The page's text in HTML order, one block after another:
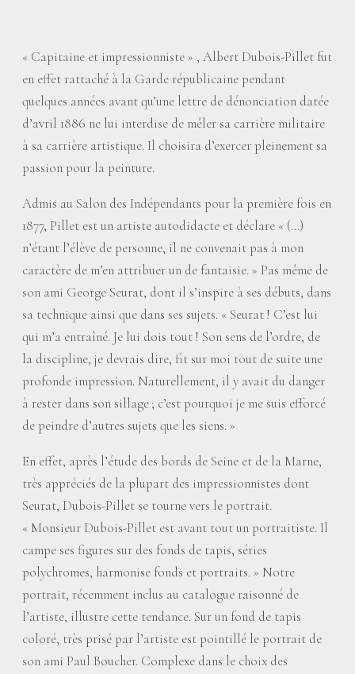
« Capitaine et impressionniste» , Albert Dubois-Pillet fut
en effet rattaché à la Garde républicaine pendant
quelques années avant qu’une lettre de dénonciation datée
d’avril 1886 ne lui interdise de mêler sa carrière militaire
à sa carrière artistique. Il choisira d’exercer pleinement sa
passion pour la peinture.
Admis au Salon des Indépendants pour la première fois en
1877, Pillet est un artiste autodidacte et déclare « (…)
n’étant l’élève de personne, il ne convenait pas à mon
caractère de m’en attribuer un de fantaisie.» Pas même de
son ami George Seurat, dont il s’inspire à ses débuts, dans
sa technique ainsi que dans ses sujets. « Seurat! C’est lui
qui m’a entraîné. Je lui dois tout! Son sens de l’ordre, de
la discipline, je devrais dire, fit sur moi tout de suite une
profonde impression. Naturellement, il y avait du danger
à rester dans son sillage; c’est pourquoi je me suis efforcé
de peindre d’autres sujets que les siens.»
En effet, après l’étude des bords de Seine et de la Marne,
très appréciés de la plupart des impressionnistes dont
Seurat, Dubois-Pillet se tourne vers le portrait.
« Monsieur Dubois-Pillet est avant tout un portraitiste. Il
campe ses figures sur des fonds de tapis, séries
polychromes, harmonise fonds et portraits.» Notre
portrait, récemment inclus au catalogue raisonné de
l’artiste, illustre cette tendance. Sur un fond de tapis
coloré, très prisé par l’artiste est pointillé le portrait de
son ami Paul Boucher. Complexe dans le choix des